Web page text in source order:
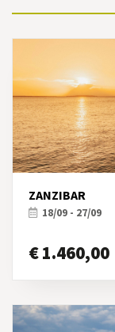
ZANZIBAR
18/09 - 27/09
€ 1.460,00